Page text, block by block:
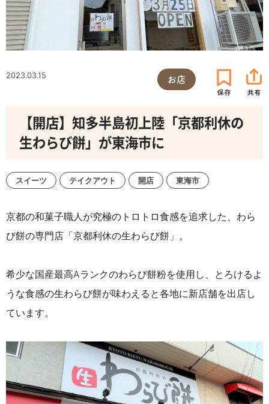
2023.03.15 お店
【開店】知多半島初上陸「京都利休の
生わらび餅」が東海市に
スイーツ テイクアウト 開店 東海市
京都の和菓子職人が究極のトロトロ食感を追求した、わら
び餅の専門店「京都利休の生わらび餅」。
希少な国産最高Aランクのわらび餅粉を使用し、とろけるよ
うな食感の生わらび餅が味わえると各地に新店舗を出店し
ています。